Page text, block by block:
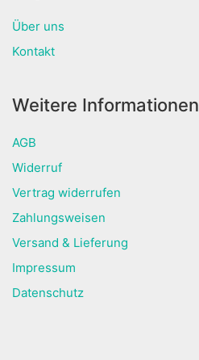
Über uns
Kontakt
Weitere Informationen
AGB
Widerruf
Vertrag widerrufen
Zahlungsweisen
Versand & Lieferung
Impressum
Datenschutz